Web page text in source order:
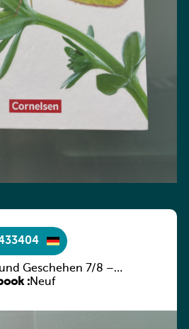
Geschehen 7/8 –
:Neuf